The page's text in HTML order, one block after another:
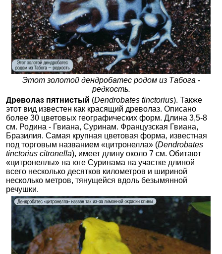
Этот золотой дендробатес родом из Табога -
редкость.
Древолаз пятнистый (Dendrobates tinctorius). Также
этот вид известен как красящий древолаз. Описано
более 30 цветовых географических форм. Длина 3,5-8
см. Родина - Гвиана, Суринам. Французская Гвиана,
Бразилия. Самая крупная цветовая форма, известная
под торговым названием «цитронелла» (Dendrobates
tinctorius citronella), имеет длину около 7 см. Обитают
«цитронеллы» на юге Суринама на участке длиной
всего несколько десятков километров и шириной
несколько метров, тянущейся вдоль безымянной
речушки.